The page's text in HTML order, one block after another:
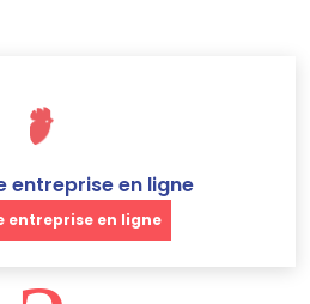
entreprise en ligne
entreprise en ligne